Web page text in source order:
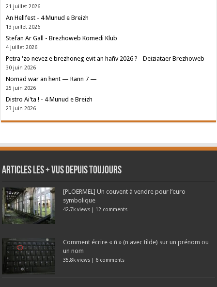
21 juillet 2026
An Hellfest - 4 Munud e Breizh
13 juillet 2026
Stefan Ar Gall - Brezhoweb Komedi Klub
4 juillet 2026
Petra 'zo nevez e brezhoneg evit an hañv 2026 ? - Deiziataer Brezhoweb
30 juin 2026
Nomad war an hent — Rann 7 —
25 juin 2026
Distro Ai'ta ! - 4 Munud e Breizh
23 juin 2026
Articles les + vus depuis toujours
[PLOERMEL] Un couvent à vendre pour l’euro
symbolique
42.7k views | 12 comments
Comment écrire « ñ » (n avec tilde) sur un prénom ou
un nom
35.8k views | 6 comments